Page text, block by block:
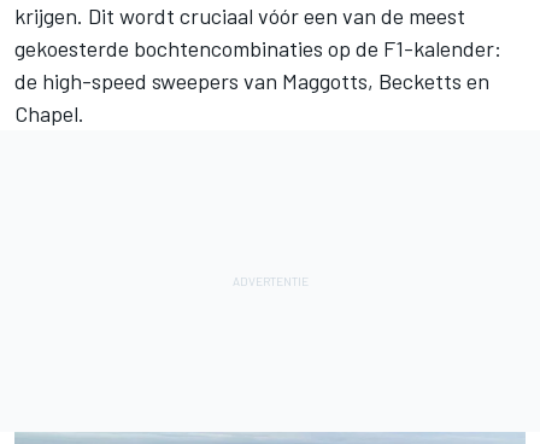
krijgen. Dit wordt cruciaal vóór een van de meest
gekoesterde bochtencombinaties op de F1-kalender:
de high-speed sweepers van Maggotts, Becketts en
Chapel.